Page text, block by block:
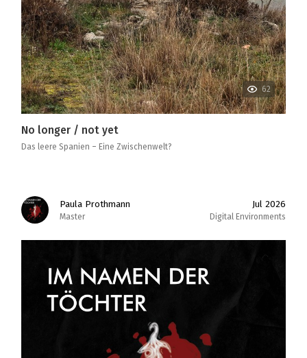
62
No longer / not yet
Das leere Spanien – Eine Zwischenwelt?
Paula Prothmann
Master
Jul 2026
Digital Environments